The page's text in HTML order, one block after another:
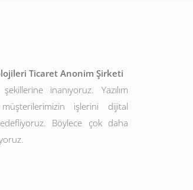
Ticaret Anonim Şirketi
inanıyoruz. Yazılım
işlerini dijital
Böylece çok daha